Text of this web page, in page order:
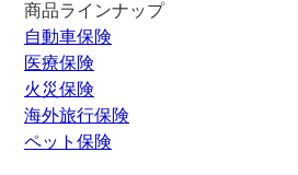
商品ラインナップ
自動車保険
医療保険
火災保険
海外旅行保険
ペット保険